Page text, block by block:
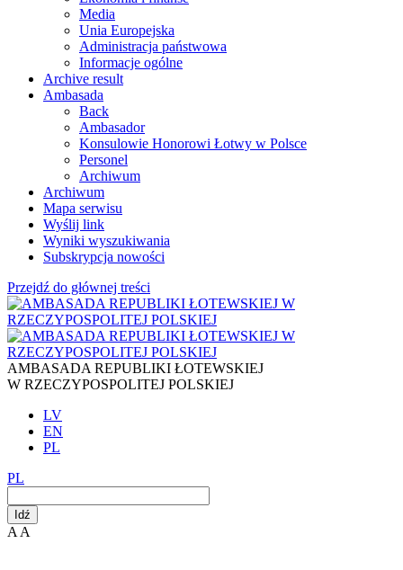
Media
Unia Europejska
Administracja państwowa
Informacje ogólne
Archive result
Ambasada
Back
Ambasador
Konsulowie Honorowi Łotwy w Polsce
Personel
Archiwum
Archiwum
Mapa serwisu
Wyślij link
Wyniki wyszukiwania
Subskrypcja nowości
Przejdź do głównej treści
AMBASADA REPUBLIKI ŁOTEWSKIEJ
W RZECZYPOSPOLITEJ POLSKIEJ
LV
EN
PL
PL
Idź
A A